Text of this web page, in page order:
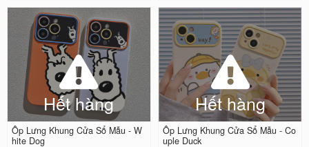
Hết hàng
Ốp Lưng Khung Cửa Sổ Mẫu - W
hite Dog
Hết hàng
Ốp Lưng Khung Cửa Sổ Mẫu - Co
uple Duck